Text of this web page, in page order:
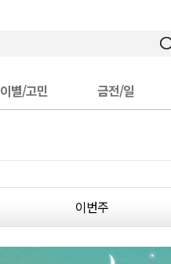
이별/고민 금전/일
이번주